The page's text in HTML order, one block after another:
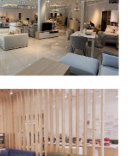
：
監護人之同意方可使用
之損失，本公司不負相關責
之情形，本公司將視審查結果
冊。若發現惡意使用之情形，
用額度並採取法律行動。